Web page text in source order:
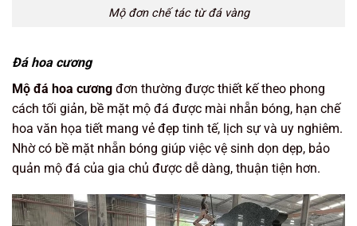
Mộ đơn chế tác từ đá vàng
Đá hoa cương
Mộ đá hoa cương đơn thường được thiết kế theo phong
cách tối giản, bề mặt mộ đá được mài nhẵn bóng, hạn chế
hoa văn họa tiết mang vẻ đẹp tinh tế, lịch sự và uy nghiêm.
Nhờ có bề mặt nhẵn bóng giúp việc vệ sinh dọn dẹp, bảo
quản mộ đá của gia chủ được dễ dàng, thuận tiện hơn.